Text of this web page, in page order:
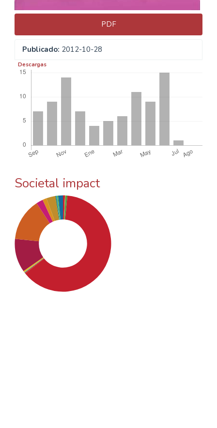
PDF
Publicado: 2012-10-28
Descargas
Societal impact